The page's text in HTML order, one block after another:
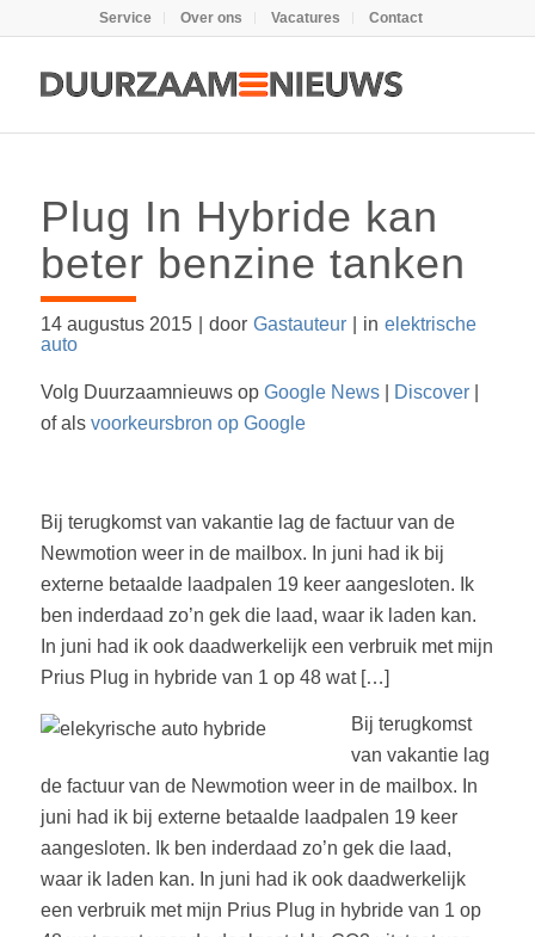
Service Over ons Vacatures Contact
Plug In Hybride kan
beter benzine tanken
14 augustus 2015 door Gastauteur in elektrische
auto
Volg Duurzaamnieuws op Google News| Discover|
of als voorkeursbron op Google
Bij terugkomst van vakantie lag de factuur van de
Newmotion weer in de mailbox. In juni had ik bij
externe betaalde laadpalen 19 keer aangesloten. Ik
ben inderdaad zo’n gek die laad, waar ik laden kan.
In juni had ik ook daadwerkelijk een verbruik met mijn
Prius Plug in hybride van 1 op 48 wat […]
Bij terugkomst
van vakantie lag
de factuur van de Newmotion weer in de mailbox. In
juni had ik bij externe betaalde laadpalen 19 keer
aangesloten. Ik ben inderdaad zo’n gek die laad,
waar ik laden kan. In juni had ik ook daadwerkelijk
een verbruik met mijn Prius Plug in hybride van 1 op